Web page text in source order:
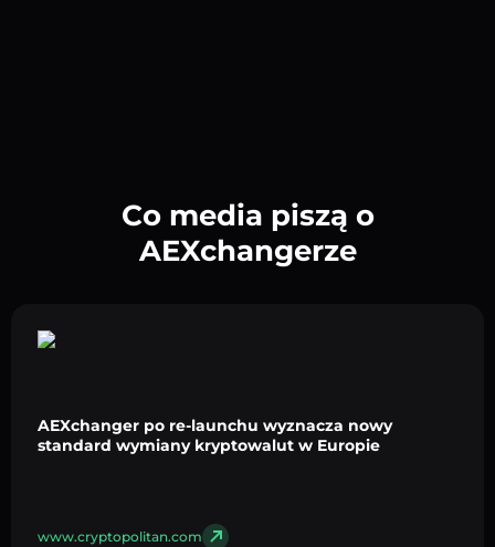
Co media piszą o
AEXchangerze
AEXchanger po re-launchu wyznacza nowy
standard wymiany kryptowalut w Europie
www.cryptopolitan.com